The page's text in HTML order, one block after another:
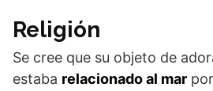
Religión
Se cree que su objeto de
estaba relacionado al mar